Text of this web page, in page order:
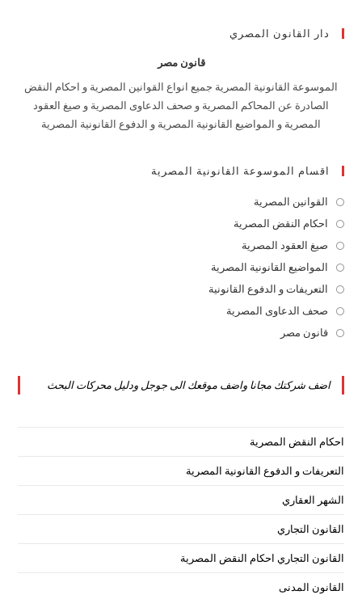
دار القانون المصري
قانون مصر
الموسوعة القانونية المصرية جميع انواع القوانين المصرية و احكام النقض
الصادرة عن المحاكم المصرية و صحف الدعاوى المصرية و صيغ العقود
المصرية و المواضيع القانونية المصرية و الدفوع القانونية المصرية
اقسام الموسوعة القانونية المصرية
القوانين المصرية
in
a
new
tab
احكام النقض المصرية
a
new
صيغ العقود المصرية
in
a
new
المواضيع القانونية المصرية
inالتعريفات و الدفوع القانونية
صحف الدعاوى المصرية
tab
قانون مصر
new
اضف شركتك مجانا واضف موقعك الى جوجل ودليل محركات البحث
احكام النقض المصرية
التعريفات و الدفوع القانونية المصرية
الشهر العقاري
القانون التجاري
القانون التجاري احكام النقض المصرية
القانون المدنى